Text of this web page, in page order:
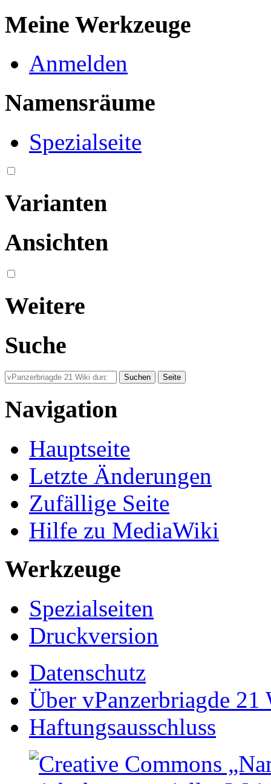
Meine Werkzeuge
Anmelden
Namensräume
Spezialseite
Varianten
Ansichten
Weitere
Suche
Navigation
Hauptseite
Letzte Änderungen
Zufällige Seite
Hilfe zu MediaWiki
Werkzeuge
Spezialseiten
Druckversion
Datenschutz
Über vPanzerbriagde 21
Haftungsausschluss